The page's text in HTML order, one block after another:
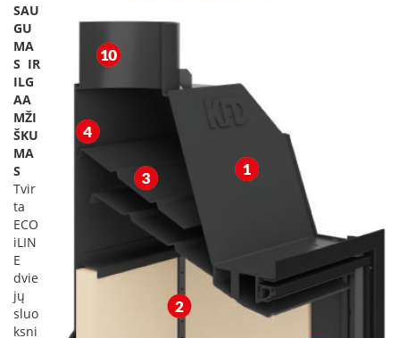
i
a
i
o
r
t
a
k
i
a
Ž
i
d
i
n
i
a
i
SAU
GU
MA
S IR
ILG
AA
MŽI
ŠKU
MA
S
Tvir
ta
ECO
iLIN
E
dvie
jų
sluo
ksni